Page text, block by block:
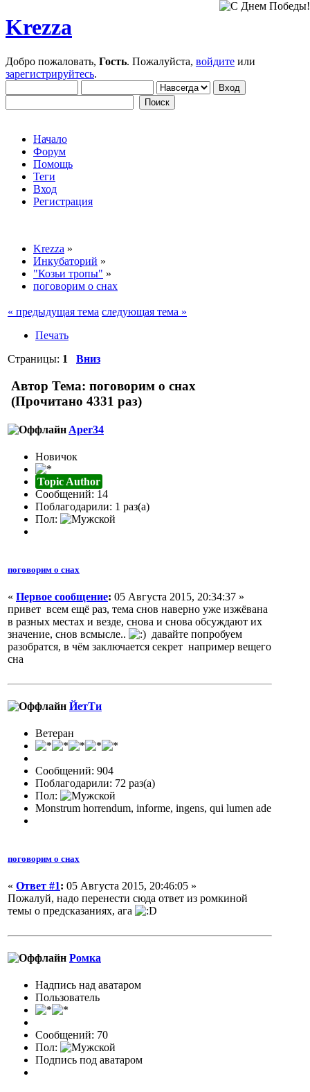
Krezza
Добро пожаловать, Гость. Пожалуйста, войдите или
зарегистрируйтесь.
Начало
Форум
Помощь
Теги
Вход
Регистрация
Krezza »
Инкубаторий »
"Козьи тропы" »
поговорим о снах
« предыдущая тема следующая тема »
Печать
Страницы: 1 Вниз
Автор Тема: поговорим о снах
(Прочитано 4331 раз)
Aper34
Новичок
Topic Author
Сообщений: 14
Поблагодарили: 1 раз(а)
Пол:
поговорим о снах
« Первое сообщение: 05 Августа 2015, 20:34:37 »
привет всем ещё раз, тема снов наверно уже изжёвана
в разных местах и везде, снова и снова обсуждают их
значение, снов всмысле..
давайте попробуем
разобратся, в чём заключается секрет например вещего
сна
ЙетТи
Ветеран
Сообщений: 904
Поблагодарили: 72 раз(а)
Пол:
Monstrum horrendum, informe, ingens, qui lumen ade
поговорим о снах
« Ответ #1: 05 Августа 2015, 20:46:05 »
Пожалуй, надо перенести сюда ответ из ромкиной
темы о предсказаниях, ага
Ромка
Надпись над аватаром
Пользователь
Сообщений: 70
Пол:
Подпись под аватаром